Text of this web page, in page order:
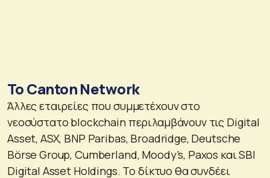
Το Canton Network
Άλλες εταιρείες που συμμετέχουν στο
νεοσύστατο blockchain περιλαμβάνουν τις Digital
Asset, ASX, BNP Paribas, Broadridge, Deutsche
Börse Group, Cumberland, Moody’s, Paxos και SBI
Digital Asset Holdings. Το δίκτυο θα συνδέει